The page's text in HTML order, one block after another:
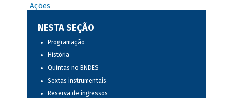
Ações
NESTA SEÇÃO
Programação
História
Quintas no BNDES
Sextas instrumentais
Reserva de ingressos